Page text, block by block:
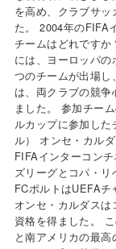
を高め、クラブサ
た。 2004年のFIFA
チームはどれです
には、ヨーロッパ
つのチームが出場
は、両クラブの競
ました。 参加チー
ルカップに参加し
ル） オンセ・カル
FIFAインターコン
ズリーグとコパ・リ
FCポルトはUEFAチ
オンセ・カルダス
資格を得ました。
と南アメリカの最